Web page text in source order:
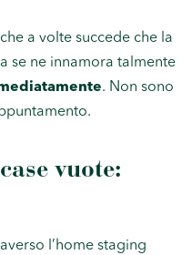
a volte succede che la
se ne innamora talmente
. Non sono
vuote:
l’home staging